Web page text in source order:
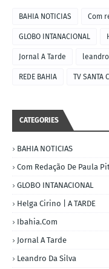
BAHIA NOTICIAS Com
GLOBO INTANACIONAL
Jornal A Tarde
REDE BAHIA TV SANTA
CATEGORIES
BAHIA NOTICIAS
Com Redação De Paula
GLOBO INTANACIONAL
Helga Cirino | A TARDE
Ibahia.com
Jornal A Tarde
Leandro Da Silva